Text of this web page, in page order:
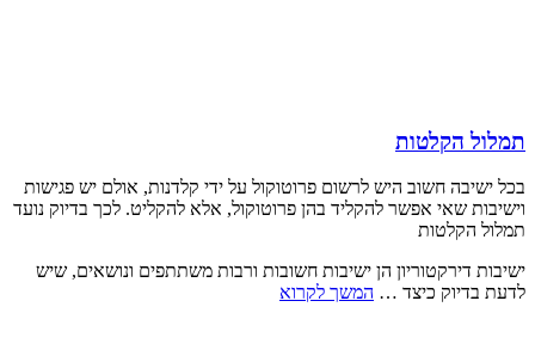
תמלול הקלטות
בכל ישיבה חשוב היש לרשום פרוטוקול על ידי קלדנות, אולם יש פגישות
וישיבות שאי אפשר להקליד בהן פרוטוקול, אלא להקליט. לכך בדיוק נועד
תמלול הקלטות
ישיבות דירקטוריון הן ישיבות חשובות ורבות משתתפים ונושאים, שיש
לדעת בדיוק כיצד … המשך לקרוא